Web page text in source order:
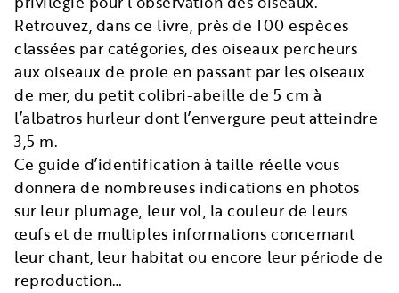
Retrouvez, dans ce livre, près de 100 espèces
classées par catégories, des oiseaux percheurs
aux oiseaux de proie en passant par les oiseaux
de mer, du petit colibri-abeille de 5 cm à
l’albatros hurleur dont l’envergure peut atteindre
3,5 m.
Ce guide d’identification à taille réelle vous
donnera de nombreuses indications en photos
sur leur plumage, leur vol, la couleur de leurs
œufs et de multiples informations concernant
leur chant, leur habitat ou encore leur période de
reproduction…